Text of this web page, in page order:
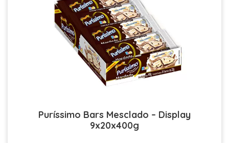
Puríssimo Bars Mesclado – Display
9x20x400g